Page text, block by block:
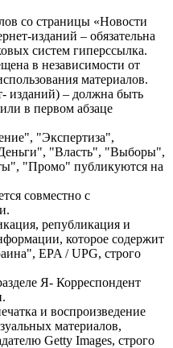
со страницы «Новости
изданий – обязательна
систем гиперссылка.
в независимости от
материалов.
изданий) – должна быть
в первом абзаце
"Экспертиза",
"Власть", "Выборы",
"Промо" публикуются на
совместно с
републикация и
которое содержит
EPA / UPG, строго
Я- Корреспондент
и воспроизведение
материалов,
Getty Images, строго